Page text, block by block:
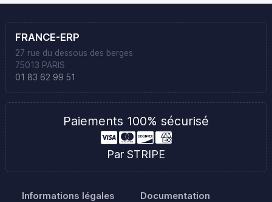
FRANCE-ERP
27 rue du dessous des berges
75013 PARIS
01 83 62 99 51
Paiements 100% sécurisé
Par STRIPE
Informations légales Documentation